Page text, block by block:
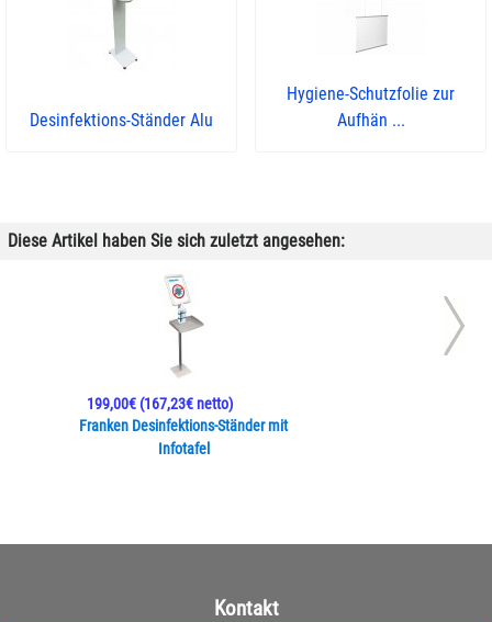
Desinfektions-Ständer Alu
Hygiene-Schutzfolie zur
Aufhän ...
Diese Artikel haben Sie sich zuletzt angesehen:
Franken Desinfektions-Ständer mit
Infotafel
199,00€(167,23€ netto)
Kontakt